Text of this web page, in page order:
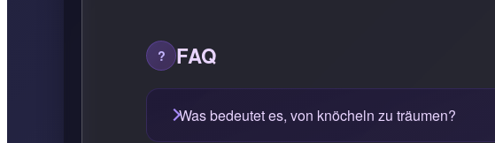
FAQ
Was bedeutet es, von knöcheln zu träumen?